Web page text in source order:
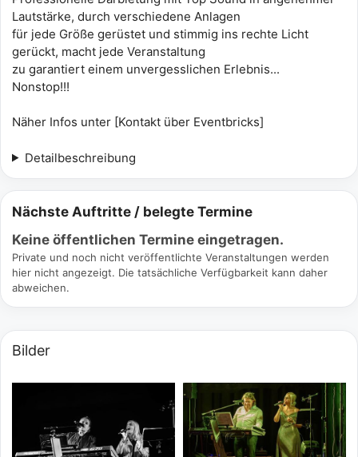
Lautstärke, durch verschiedene Anlagen
für jede Größe gerüstet und stimmig ins rechte Licht
gerückt, macht jede Veranstaltung
zu garantiert einem unvergesslichen Erlebnis...
Nonstop!!!
Näher Infos unter [Kontakt über Eventbricks]
Detailbeschreibung
Nächste Auftritte / belegte Termine
Keine öffentlichen Termine eingetragen.
Private und noch nicht veröffentlichte Veranstaltungen werden
hier nicht angezeigt. Die tatsächliche Verfügbarkeit kann daher
abweichen.
Bilder